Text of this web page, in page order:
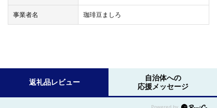
事業者名 珈琲豆ましろ
返礼品レビュー
自治体への
応援メッセージ